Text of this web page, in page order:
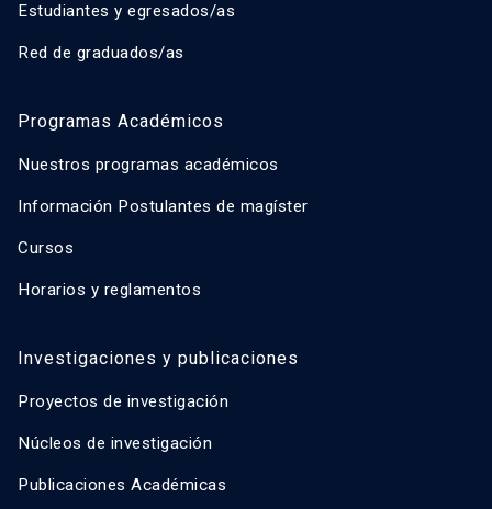
Estudiantes y egresados/as
Red de graduados/as
Programas Académicos
Nuestros programas académicos
Información Postulantes de magíster
Cursos
Horarios y reglamentos
Investigaciones y publicaciones
Proyectos de investigación
Núcleos de investigación
Publicaciones Académicas